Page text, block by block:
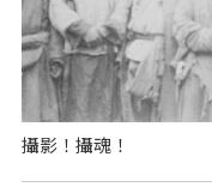
攝影！攝魂！